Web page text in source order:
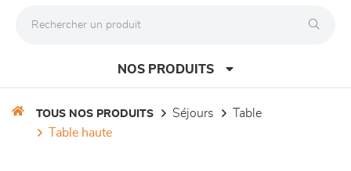
NOS PRODUITS
TOUS NOS PRODUITS séjours
table
table haute